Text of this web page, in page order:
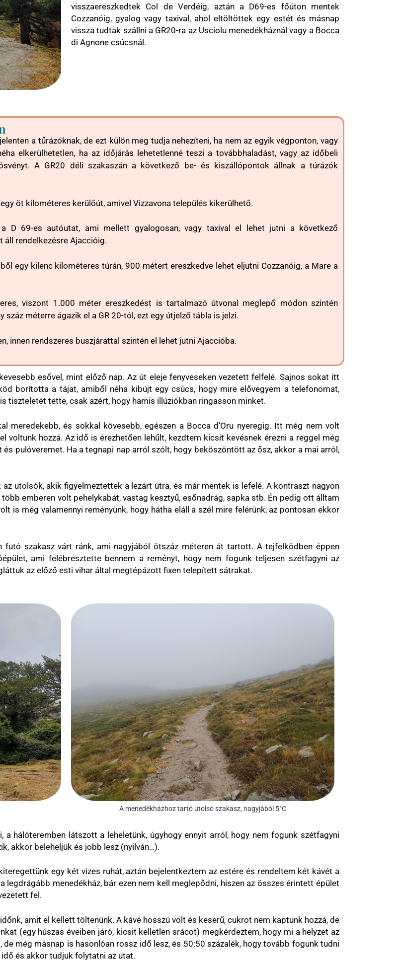
visszaereszkedtek Col de Verdéig, aztán a D69-es főúton mentek
Cozzanóig, gyalog vagy taxival, ahol eltöltöttek egy estét és másnap
vissza tudtak szállni a GR20-ra az Usciolu menedékháznál vagy a Bocca
di Agnone csúcsnál.
a tűrázóknak, de ezt külön meg tudja nehezíteni, ha nem az egyik végponton, vagy
elkerülhetetlen, ha az időjárás lehetetlenné teszi a továbbhaladást, vagy az időbeli
A GR20 déli szakaszán a következő be- és kiszállópontok állnak a túrázók
öt kilométeres kerülőút, amivel Vizzavona település kikerülhető.
D 69-es autóutat, ami mellett gyalogosan, vagy taxival el lehet jutni a következő
áll rendelkezésre Ajaccióig.
egy kilenc kilométeres túrán, 900 métert ereszkedve lehet eljutni Cozzanóig, a Mare a
viszont 1.000 méter ereszkedést is tartalmazó útvonal meglepő módon szintén
száz méterre ágazik el a GR 20-tól, ezt egy útjelző tábla is jelzi.
innen rendszeres buszjárattal szintén el lehet jutni Ajaccióba.
esővel, mint előző nap. Az út eleje fenyveseken vezetett felfelé. Sajnos sokat itt
borította a tájat, amiből néha kibújt egy csúcs, hogy mire elővegyem a telefonomat,
tiszteletét tette, csak azért, hogy hamis illúziókban ringasson minket.
és sokkal kövesebb, egészen a Bocca d’Oru nyeregig. Itt még nem volt
hozzá. Az idő is érezhetően lehűlt, kezdtem kicsit kevésnek érezni a reggel még
pulóveremet. Ha a tegnapi nap arról szólt, hogy beköszöntött az ősz, akkor a mai arról,
utolsók, akik figyelmeztettek a lezárt útra, és már mentek is lefelé. A kontraszt nagyon
emberen volt pehelykabát, vastag kesztyű, esőnadrág, sapka stb. Én pedig ott álltam
is még valamennyi reményünk, hogy hátha eláll a szél mire felérünk, az pontosan ekkor
szakasz várt ránk, ami nagyjából ötszáz méteren át tartott. A tejfelködben éppen
ami felébresztette bennem a reményt, hogy nem fogunk teljesen szétfagyni az
az előző esti vihar által megtépázott fixen telepített sátrakat.
A menedékházhoz tartó utolsó szakasz, nagyjából 5°C
hálóteremben látszott a leheletünk, úgyhogy ennyit arról, hogy nem fogunk szétfagyni
akkor beleheljük és jobb lesz (nyilván…).
egy két vizes ruhát, aztán bejelentkeztem az estére és rendeltem két kávét a
legdrágább menedékház, bár ezen nem kell meglepődni, hiszen az összes érintett épület
fel.
amit el kellett töltenünk. A kávé hosszú volt és keserű, cukrot nem kaptunk hozzá, de
(egy húszas éveiben járó, kicsit kelletlen srácot) megkérdeztem, hogy mi a helyzet az
de még másnap is hasonlóan rossz idő lesz, és 50:50 százalék, hogy tovább fogunk tudni
és akkor tudjuk folytatni az utat.